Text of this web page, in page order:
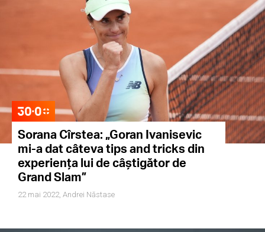
Sorana Cîrstea: „Goran Ivanisevic
mi-a dat câteva tips and tricks din
experiența lui de câștigător de
Grand Slam”
22 mai 2022, Andrei Năstase